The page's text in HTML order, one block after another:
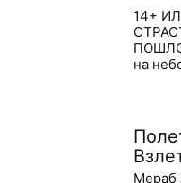
14+
на
Мераб